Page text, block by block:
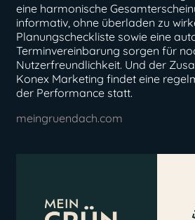
eine harmonische
informativ, ohne überladen zu
Planungscheckliste sowie eine
Terminvereinbarung sorgen für
Nutzerfreundlichkeit. Und der
Konex Marketing findet eine
der Performance statt.
meingruendach.com